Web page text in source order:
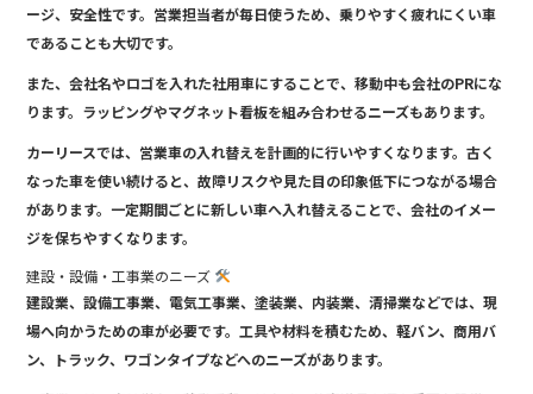
ージ、安全性です。営業担当者が毎日使うため、乗りやすく疲れにくい車
であることも大切です。
また、会社名やロゴを入れた社用車にすることで、移動中も会社のPRにな
ります。ラッピングやマグネット看板を組み合わせるニーズもあります。
カーリースでは、営業車の入れ替えを計画的に行いやすくなります。古く
なった車を使い続けると、故障リスクや見た目の印象低下につながる場合
があります。一定期間ごとに新しい車へ入れ替えることで、会社のイメー
ジを保ちやすくなります。
建設・設備・工事業のニーズ
建設業、設備工事業、電気工事業、塗装業、内装業、清掃業などでは、現
場へ向かうための車が必要です。工具や材料を積むため、軽バン、商用バ
ン、トラック、ワゴンタイプなどへのニーズがあります。